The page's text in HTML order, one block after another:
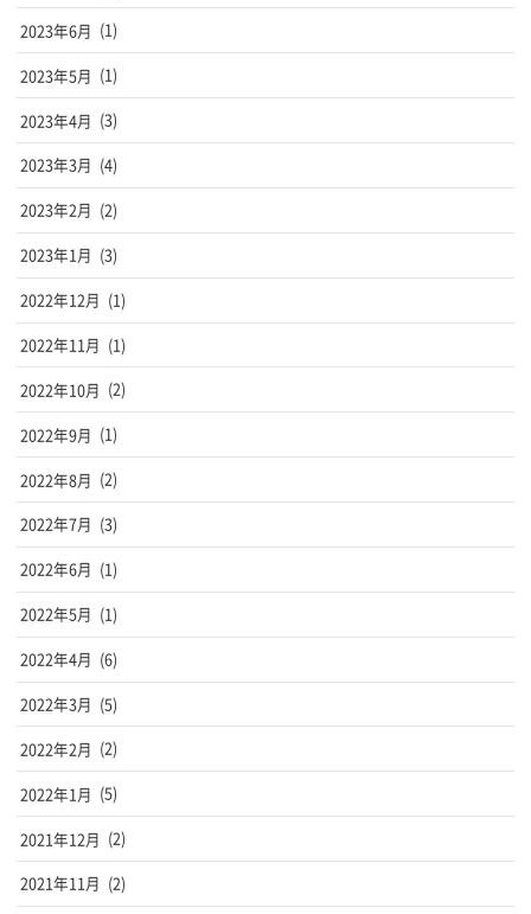
2023年6月 (1)
2023年5月 (1)
2023年4月 (3)
2023年3月 (4)
2023年2月 (2)
2023年1月 (3)
2022年12月 (1)
2022年11月 (1)
2022年10月 (2)
2022年9月 (1)
2022年8月 (2)
2022年7月 (3)
2022年6月 (1)
2022年5月 (1)
2022年4月 (6)
2022年3月 (5)
2022年2月 (2)
2022年1月 (5)
2021年12月 (2)
2021年11月 (2)